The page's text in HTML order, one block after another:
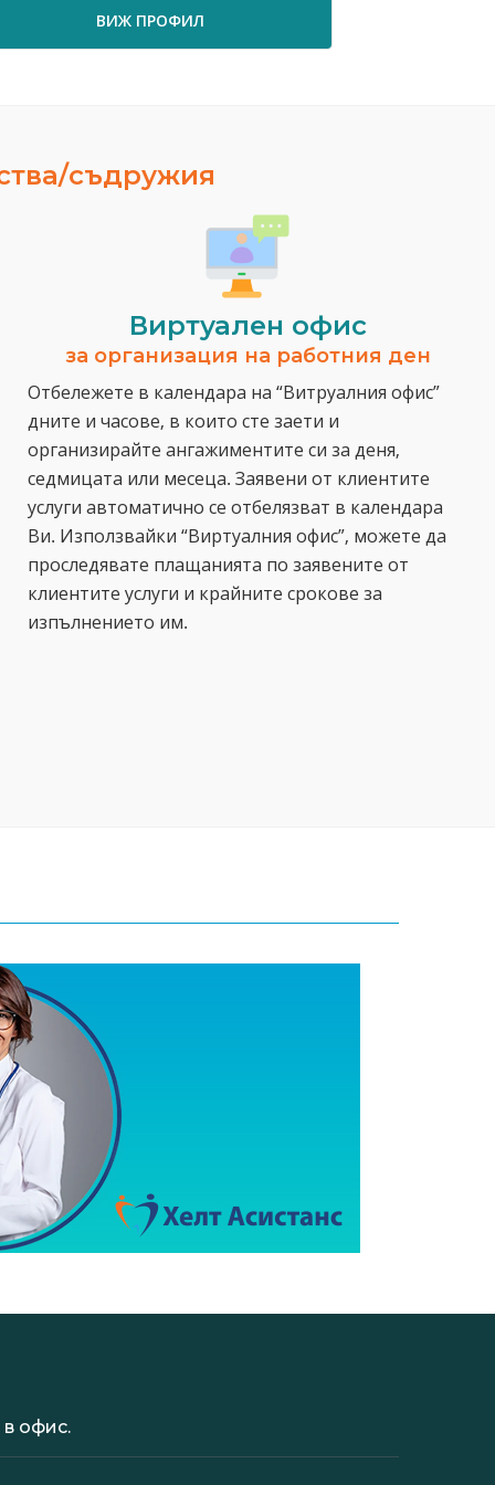
ВИЖ ПРОФИЛ
съдружия
Виртуален офис
за организация на работния ден
Отбележете в календара на “Витруалния офис”
дните и часове, в които сте заети и
организирайте ангажиментите си за деня,
седмицата или месеца. Заявени от клиентите
услуги автоматично се отбелязват в календара
Ви. Използвайки “Виртуалния офис”, можете да
проследявате плащанията по заявените от
клиентите услуги и крайните срокове за
изпълнението им.
офис.